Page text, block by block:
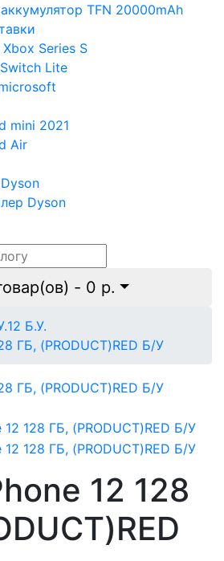
TFN 20000mAh
Series S
Lite
mini 2021
Air
Dyson
- 0 р.
12 Б.У.
ГБ, (PRODUCT)RED Б/У
12 128